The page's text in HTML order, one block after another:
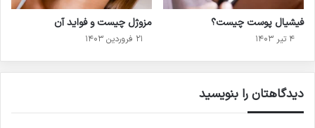
فیشیال پوست چیست؟
۴ تیر ۱۴۰۳
مزوژل چیست و فواید آن
۲۱ فروردین ۱۴۰۳
دیدگاهتان را بنویسید